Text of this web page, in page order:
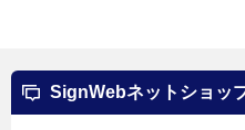
SignWebネットショッ